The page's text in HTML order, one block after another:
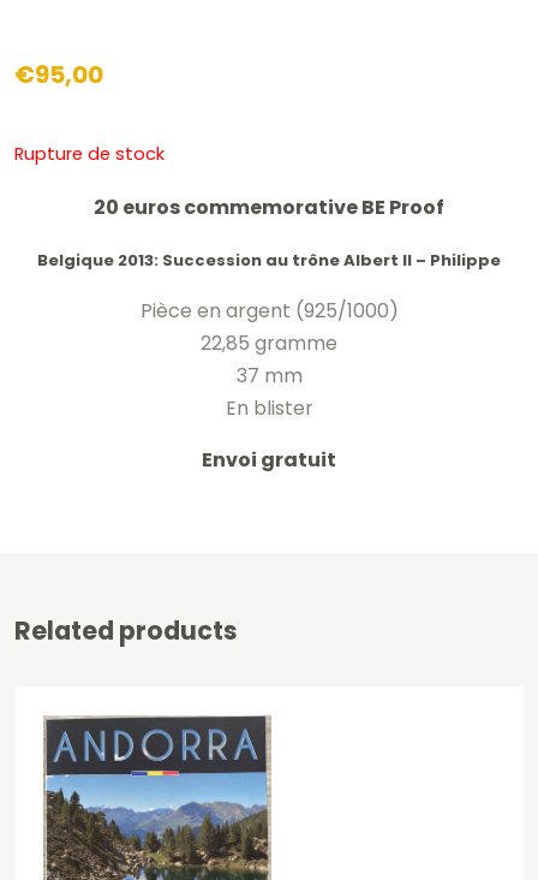
€95,00
Rupture de stock
20 euros commemorative BE Proof
Belgique 2013: Succession au trône Albert II – Philippe
Pièce en argent (925/1000)
22,85 gramme
37 mm
En blister
Envoi gratuit
Related products